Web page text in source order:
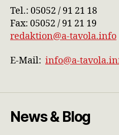
Tel.: 05052 / 91 21 18
Fax: 05052 / 91 21 19
redaktion@a-tavola.info
E-Mail: info@a-
News & Blog